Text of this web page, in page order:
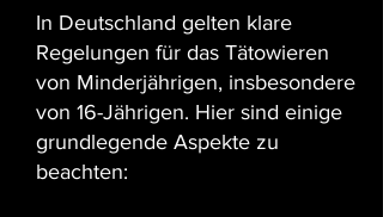
In Deutschland gelten klare
Regelungen für das Tätowieren
von Minderjährigen, insbesondere
von 16-Jährigen. Hier sind einige
grundlegende Aspekte zu
beachten: